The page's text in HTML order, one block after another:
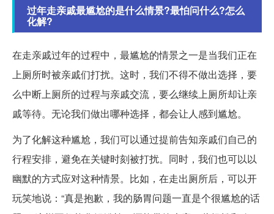
过年走亲戚最尴尬的是什么情景?最怕问什么?怎么
化解?
在走亲戚过年的过程中，最尴尬的情景之一是当我们正在
上厕所时被亲戚们打扰。这时，我们不得不做出选择，要
么中断上厕所的过程与亲戚交流，要么继续上厕所却让亲
戚等待。无论我们做出哪种选择，都会让人感到尴尬。
为了化解这种尴尬，我们可以通过提前告知亲戚们自己的
行程安排，避免在关键时刻被打扰。同时，我们也可以以
幽默的方式应对这种情景。比如，在走出厕所后，可以开
玩笑地说：“真是抱歉，我的肠胃问题一直是个很尴尬的话